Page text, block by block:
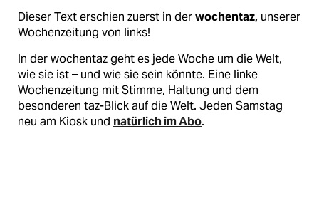
Dieser Text erschien zuerst in derwochentaz, unserer
Wochenzeitung von links!
In der wochentaz geht es jede Woche um die Welt,
wie sie ist – und wie sie sein könnte. Eine linke
Wochenzeitung mit Stimme, Haltung und dem
besonderen taz-Blick auf die Welt. Jeden Samstag
neu am Kiosk und natürlich im Abo.